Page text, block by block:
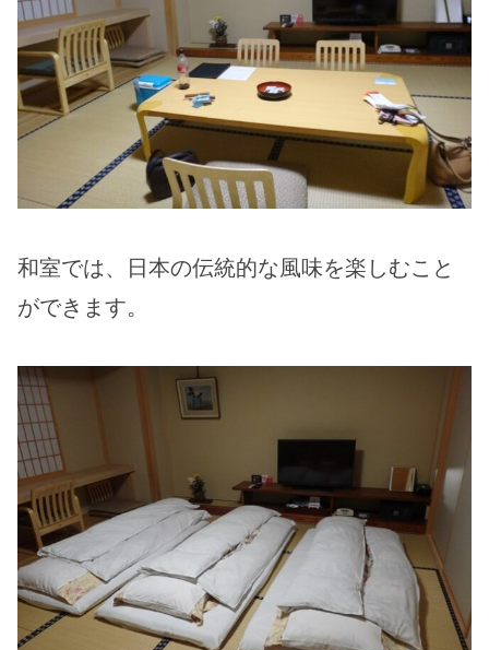
和室では、日本の伝統的な風味を楽しむこと
ができます。